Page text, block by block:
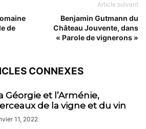
de
Article suivant
Benjamin Gutmann du
Château Jouvente, dans
« Parole de vignerons »
CONNEXES
Géorgie et l’Arménie,
de la vigne et du vin
11, 2022